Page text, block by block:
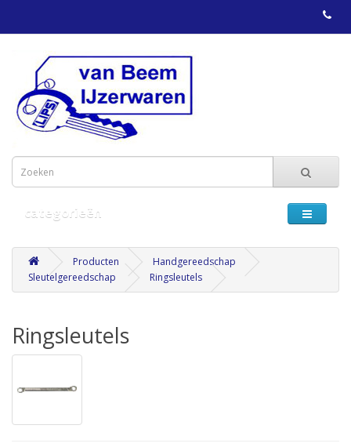
categorieën
Producten
Handgereedschap
Sleutelgereedschap
Ringsleutels
Ringsleutels